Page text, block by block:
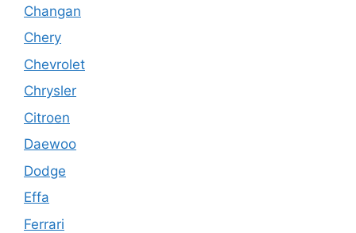
Changan
Chery
Chevrolet
Chrysler
Citroen
Daewoo
Dodge
Effa
Ferrari